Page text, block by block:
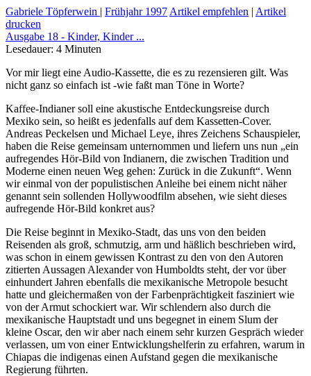
Gabriele Töpferwein | Frühjahr 1997 Artikel empfehlen | Artikel
drucken
Ausgabe 18 - Kinder, Kinder ...
Lesedauer: 4 Minuten
Vor mir liegt eine Audio-Kassette, die es zu rezensieren gilt. Was
nicht ganz so einfach ist -wie faßt man Töne in Worte?
Kaffee-Indianer soll eine akustische Entdeckungsreise durch
Mexiko sein, so heißt es jedenfalls auf dem Kassetten-Cover.
Andreas Peckelsen und Michael Leye, ihres Zeichens Schauspieler,
haben die Reise gemeinsam unternommen und liefern uns nun „ein
aufregendes Hör-Bild von Indianern, die zwischen Tradition und
Moderne einen neuen Weg gehen: Zurück in die Zukunft“. Wenn
wir einmal von der populistischen Anleihe bei einem nicht näher
genannt sein sollenden Hollywoodfilm absehen, wie sieht dieses
aufregende Hör-Bild konkret aus?
Die Reise beginnt in Mexiko-Stadt, das uns von den beiden
Reisenden als groß, schmutzig, arm und häßlich beschrieben wird,
was schon in einem gewissen Kontrast zu den von den Autoren
zitierten Aussagen Alexander von Humboldts steht, der vor über
einhundert Jahren ebenfalls die mexikanische Metropole besucht
hatte und gleichermaßen von der Farbenprächtigkeit fasziniert wie
von der Armut schockiert war. Wir schlendern also durch die
mexikanische Hauptstadt und uns begegnet in einem Slum der
kleine Oscar, den wir aber nach einem sehr kurzen Gespräch wieder
verlassen, um von einer Entwicklungshelferin zu erfahren, warum in
Chiapas die indigenas einen Aufstand gegen die mexikanische
Regierung führten.